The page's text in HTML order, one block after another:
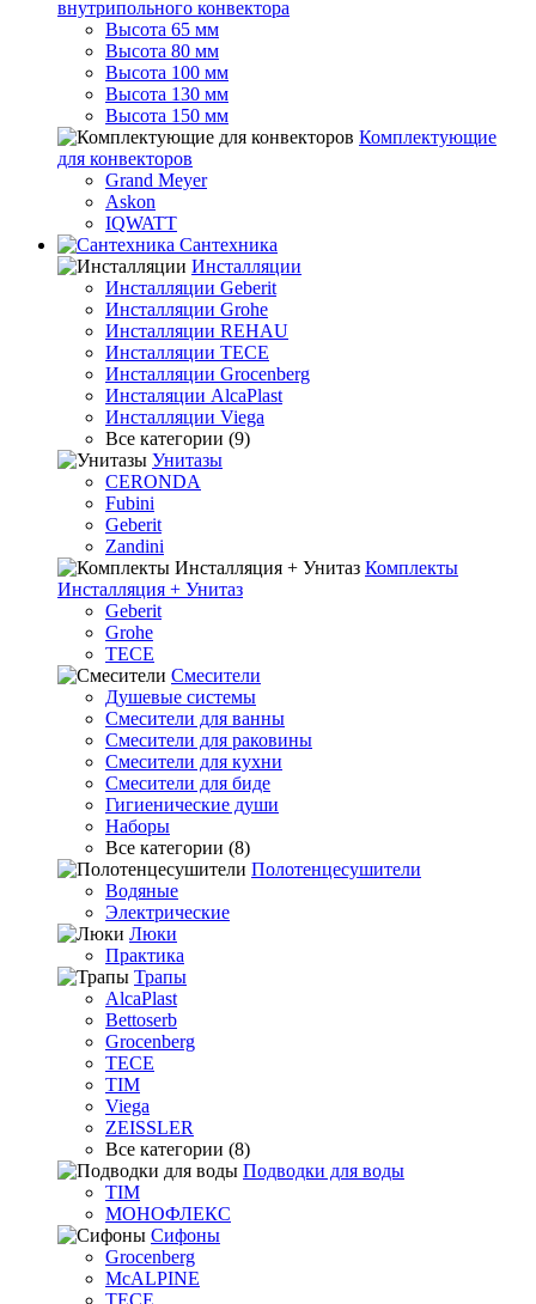
внутрипольного конвектора
Высота 65 мм
Высота 80 мм
Высота 100 мм
Высота 130 мм
Высота 150 мм
Комплектующие
для конвекторов
Grand Meyer
Askon
IQWATT
Сантехника
Инсталляции
Инсталляции Geberit
Инсталляции Grohe
Инсталляции REHAU
Инсталляции TECE
Инсталляции Grocenberg
Инсталяции AlcaPlast
Инсталляции Viega
Все категории (9)
Унитазы
CERONDA
Fubini
Geberit
Zandini
Комплекты
Инсталляция + Унитаз
Geberit
Grohe
TECE
Смесители
Душевые системы
Смесители для ванны
Смесители для раковины
Смесители для кухни
Смесители для биде
Гигиенические души
Наборы
Все категории (8)
Полотенцесушители
Водяные
Электрические
Люки
Практика
Трапы
AlcaPlast
Bettoserb
Grocenberg
TECE
TIM
Viega
ZEISSLER
Все категории (8)
Подводки для воды
TIM
МОНОФЛЕКС
Сифоны
Grocenberg
McALPINE
TECE